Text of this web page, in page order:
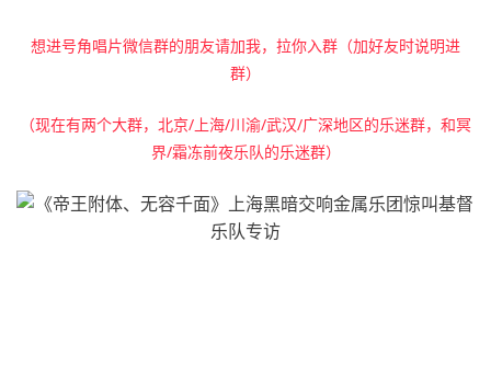
想进号角唱片微信群的朋友请加我，拉你入群（加好友时说明进
群）
（现在有两个大群，北京/上海/川渝/武汉/广深地区的乐迷群，和冥
界/霜冻前夜乐队的乐迷群）